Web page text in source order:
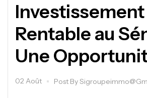
Rentable au
Une
SIGROUPE
02 Août Post By